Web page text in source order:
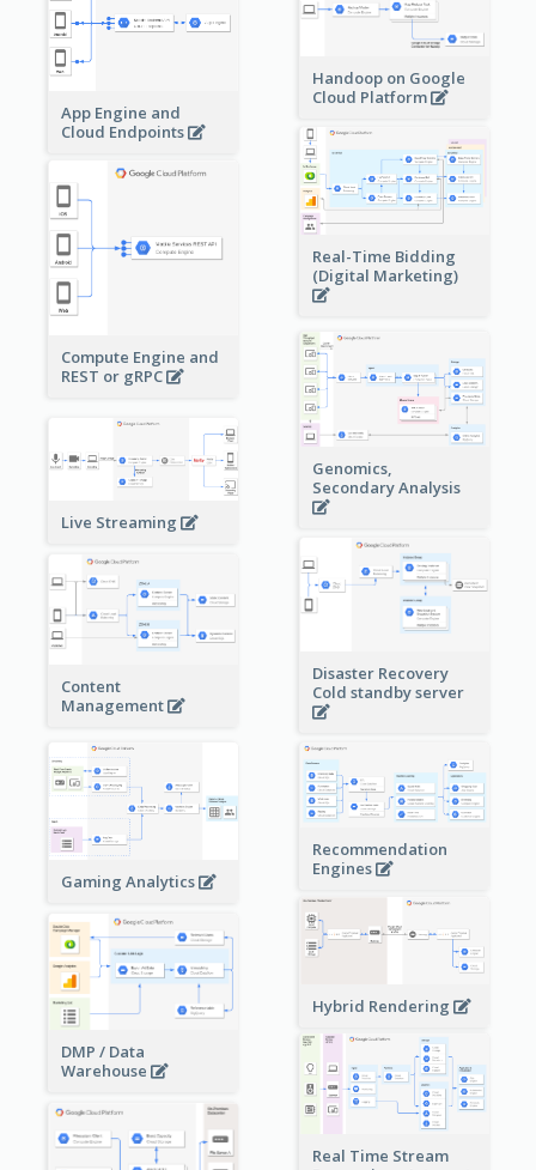
App Engine and
Cloud Endpoints
Handoop on Google
Cloud Platform
Real-Time Bidding
(Digital Marketing)
Compute Engine and
REST or gRPC
Genomics,
Secondary Analysis
Live Streaming
Disaster Recovery
Cold standby server
Content
Management
Gaming Analytics
Recommendation
Engines
Hybrid Rendering
DMP / Data
Warehouse
Real Time Stream